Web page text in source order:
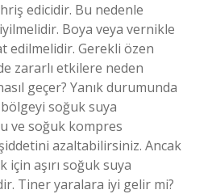
edicidir. Bu nedenle
Boya veya vernikle
edilmelidir. Gerekli özen
zararlı etkilere neden
geçer? Yanık durumunda
bölgeyi soğuk suya
ve soğuk kompres
azaltabilirsiniz. Ancak
için aşırı soğuk suya
Tiner yaralara iyi gelir mi?